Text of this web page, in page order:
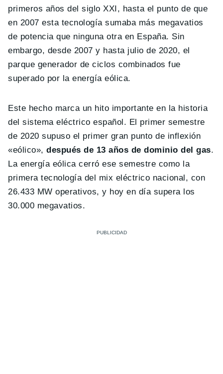
primeros años del siglo XXI, hasta el punto de que
en 2007 esta tecnología sumaba más megavatios
de potencia que ninguna otra en España. Sin
embargo, desde 2007 y hasta julio de 2020, el
parque generador de ciclos combinados fue
superado por la energía eólica.
Este hecho marca un hito importante en la historia
del sistema eléctrico español. El primer semestre
de 2020 supuso el primer gran punto de inflexión
«eólico»,después de 13 años de dominio del gas.
La energía eólica cerró ese semestre como la
primera tecnología del mix eléctrico nacional, con
26.433 MW operativos, y hoy en día supera los
30.000 megavatios.